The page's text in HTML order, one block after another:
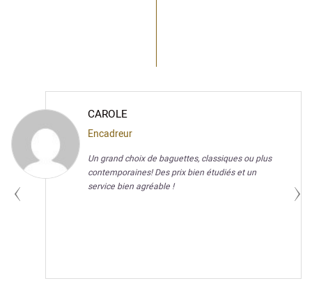
ALEXANDRE
Conservateur de musée
Nous avons toujours été très satisfait du travail de
Studio Cadres, de leur gentillesse et de leur
adaptation à nos contraintes.